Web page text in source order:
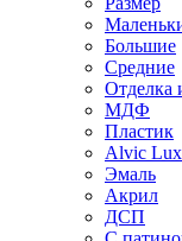
Большие
Средние
Отделка
МДФ
Пластик
Alvic
Эмаль
Акрил
ДСП